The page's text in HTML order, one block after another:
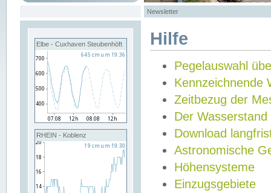
Newsletter
Elbe - Cuxhaven Steubenhöft
RHEIN - Koblenz
Hilfe
Pegelauswahl
Kennzeichnende
Zeitbezug der
Der Wasserstand
Download
Astronomische
Höhensysteme
Einzugsgebiete